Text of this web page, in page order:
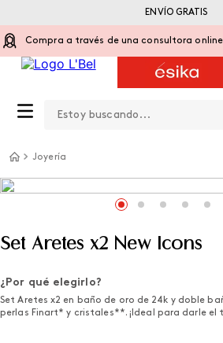
Compra a través de una consultora online
ENVÍO GRATIS
Joyería
Set Aretes x2 New Icons
¿Por qué elegirlo?
Set Aretes x2 en baño de oro de 24k y doble
perlas Finart* y cristales**. ¡Ideal para darle el